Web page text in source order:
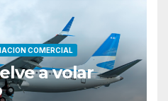
COMERCIAL
a volar